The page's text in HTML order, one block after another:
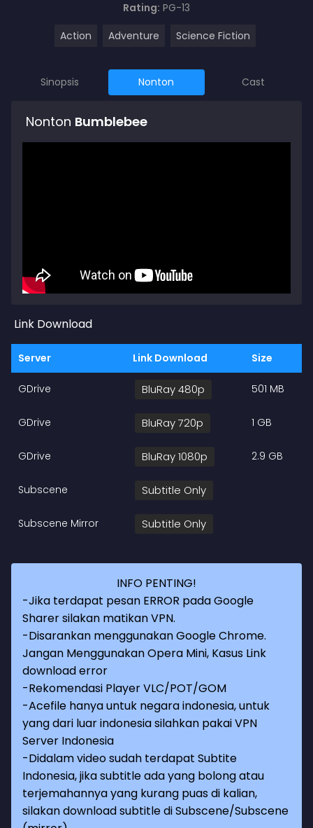
Rating: PG-13
Action
Adventure Science Fiction
Sinopsis Nonton Cast
Nonton Bumblebee
Link Download
Server Link Download Size
GDrive BluRay 480p 501 MB
GDrive BluRay 720p 1 GB
GDrive BluRay 1080p 2.9 GB
Subscene Subtitle Only
Subscene Mirror Subtitle Only
INFO PENTING!
-Jika terdapat pesan ERROR pada Google
Sharer silakan matikan VPN.
-Disarankan menggunakan Google Chrome.
Jangan Menggunakan Opera Mini, Kasus Link
download error
-Rekomendasi Player VLC/POT/GOM
-Acefile hanya untuk negara indonesia, untuk
yang dari luar indonesia silahkan pakai VPN
Server Indonesia
-Didalam video sudah terdapat Subtite
Indonesia, jika subtitle ada yang bolong atau
terjemahannya yang kurang puas di kalian,
silakan download subtitle di Subscene/Subscene